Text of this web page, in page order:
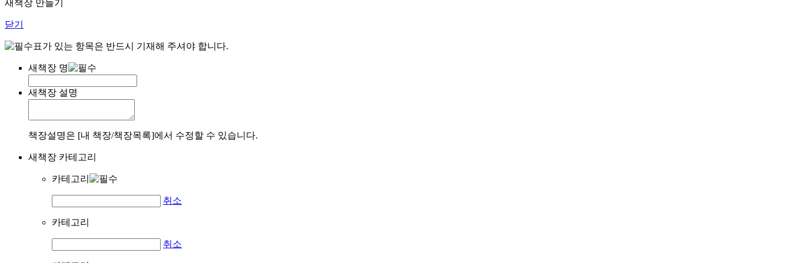
새책장 만들기
닫기
표가 있는 항목은 반드시 기재해 주셔야 합니다.
새책장 명
새책장 설명
책장설명은 [내 책장/책장목록]에서 수정할 수 있습니다.
새책장 카테고리
카테고리
취소
카테고리
취소